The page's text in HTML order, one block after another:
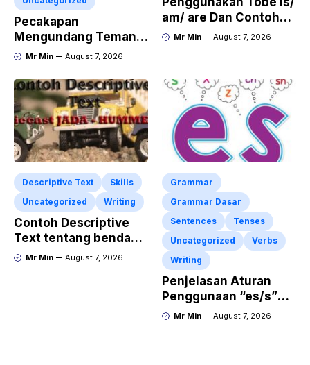
Pecakapan
Mengundang Teman
ke Acara Pesta Ulang
Invitation” Dalam
Bahasa Inggris
Mr Min August 7, 2026
am/ are Dan Contoh
Kalimat Bahasa
Mr Min August 7, 2026
Descriptive Text
Skills
Uncategorized
Writing
Contoh Descriptive
Text tentang benda
“Diecast JADA –
Mr Min August 7, 2026
Grammar
Grammar Dasar
Sentences
Tenses
Uncategorized
Verbs
Writing
Penjelasan Aturan
Penggunaan “es/s”
dalam Kalimat Bahasa
Mr Min August 7, 2026